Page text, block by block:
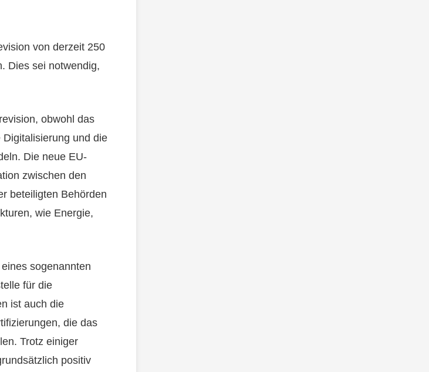
von derzeit 250
Dies sei notwendig,
obwohl das
und die
Die neue EU-
zwischen den
beteiligten Behörden
wie Energie,
sogenannten
für die
ist auch die
die das
Trotz einiger
positiv